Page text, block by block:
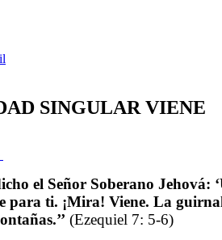
SINGULAR VIENE
el Señor Soberano
para ti. ¡Mira! Viene. La
(Ezequiel 7: 5-6)